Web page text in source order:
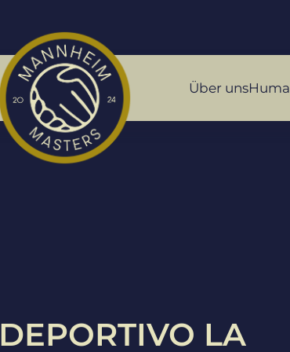
Über uns
DEPORTIVO LA